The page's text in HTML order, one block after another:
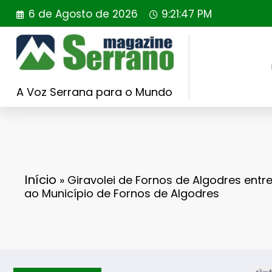
Saltar
para
conteúdo
6 de Agosto de 2026 9:21:49 PM
A Voz Serrana para o Mundo
Início » Giravolei de Fornos de Algodres
ao Município de Fornos de Algodres